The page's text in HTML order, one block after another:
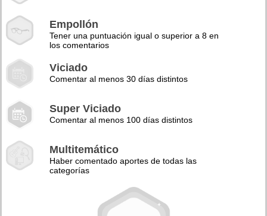
Empollón
Tener una puntuación igual o superior a 8 en
los comentarios
Viciado
Comentar al menos 30 días distintos
Super Viciado
Comentar al menos 100 días distintos
Multitemático
Haber comentado aportes de todas las
categorías